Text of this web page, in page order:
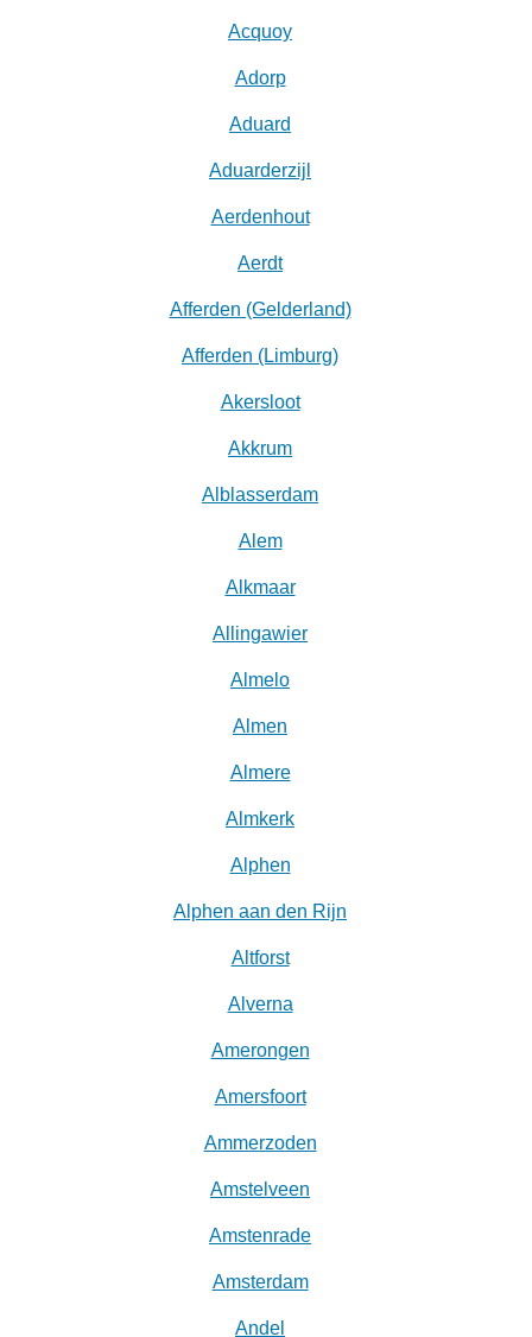
Acquoy
Adorp
Aduard
Aduarderzijl
Aerdenhout
Aerdt
Afferden (Gelderland)
Afferden (Limburg)
Akersloot
Akkrum
Alblasserdam
Alem
Alkmaar
Allingawier
Almelo
Almen
Almere
Almkerk
Alphen
Alphen aan den Rijn
Altforst
Alverna
Amerongen
Amersfoort
Ammerzoden
Amstelveen
Amstenrade
Amsterdam
Andel